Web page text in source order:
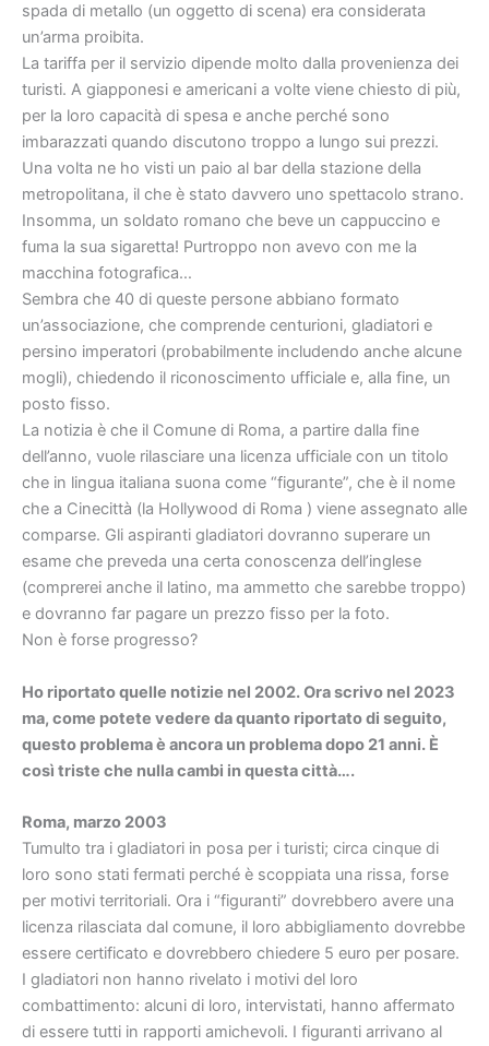
spada di metallo (un oggetto di scena) era considerata
un’arma proibita.
La tariffa per il servizio dipende molto dalla provenienza dei
turisti. A giapponesi e americani a volte viene chiesto di più,
per la loro capacità di spesa e anche perché sono
imbarazzati quando discutono troppo a lungo sui prezzi.
Una volta ne ho visti un paio al bar della stazione della
metropolitana, il che è stato davvero uno spettacolo strano.
Insomma, un soldato romano che beve un cappuccino e
fuma la sua sigaretta! Purtroppo non avevo con me la
macchina fotografica…
Sembra che 40 di queste persone abbiano formato
un’associazione, che comprende centurioni, gladiatori e
persino imperatori (probabilmente includendo anche alcune
mogli), chiedendo il riconoscimento ufficiale e, alla fine, un
posto fisso.
La notizia è che il Comune di Roma, a partire dalla fine
dell’anno, vuole rilasciare una licenza ufficiale con un titolo
che in lingua italiana suona come “figurante”, che è il nome
che a Cinecittà (la Hollywood di Roma ) viene assegnato alle
comparse. Gli aspiranti gladiatori dovranno superare un
esame che preveda una certa conoscenza dell’inglese
(comprerei anche il latino, ma ammetto che sarebbe troppo)
e dovranno far pagare un prezzo fisso per la foto.
Non è forse progresso?
Ho riportato quelle notizie nel 2002. Ora scrivo nel 2023
ma, come potete vedere da quanto riportato di seguito,
questo problema è ancora un problema dopo 21 anni. È
così triste che nulla cambi in questa città….
Roma, marzo 2003
Tumulto tra i gladiatori in posa per i turisti; circa cinque di
loro sono stati fermati perché è scoppiata una rissa, forse
per motivi territoriali. Ora i “figuranti” dovrebbero avere una
licenza rilasciata dal comune, il loro abbigliamento dovrebbe
essere certificato e dovrebbero chiedere 5 euro per posare.
I gladiatori non hanno rivelato i motivi del loro
combattimento: alcuni di loro, intervistati, hanno affermato
di essere tutti in rapporti amichevoli. I figuranti arrivano al